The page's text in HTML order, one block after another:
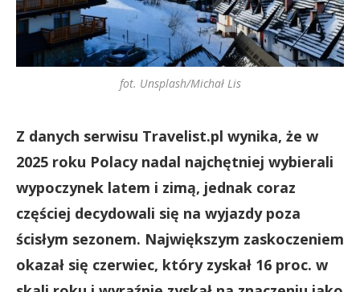
fot. Unsplash/Michał Lis
Z danych serwisu Travelist.pl wynika, że w
2025 roku Polacy nadal najchętniej wybierali
wypoczynek latem i zimą, jednak coraz
częściej decydowali się na wyjazdy poza
ścisłym sezonem. Największym zaskoczeniem
okazał się czerwiec, który zyskał 16 proc. w